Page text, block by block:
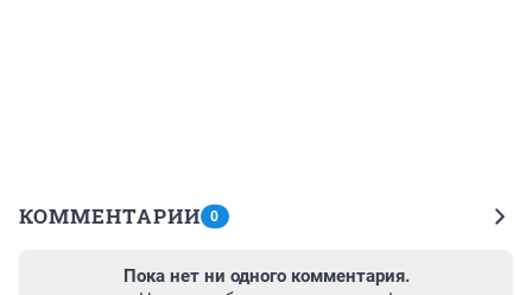
КОММЕНТАРИИ 0
Пока нет ни одного комментария.